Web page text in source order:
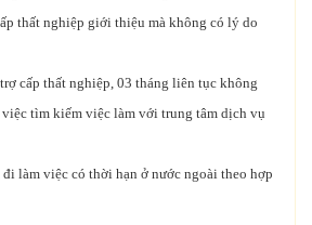
thất nghiệp giới thiệu mà không có lý do
cấp thất nghiệp, 03 tháng liên tục không
tìm kiếm việc làm với trung tâm dịch vụ
làm việc có thời hạn ở nước ngoài theo hợp